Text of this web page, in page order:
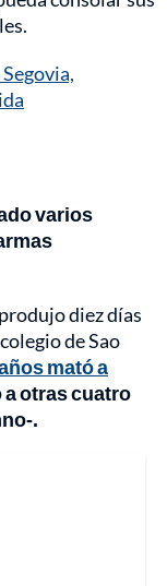
varios
diez días
de Sao
mató a
a otras cuatro
.